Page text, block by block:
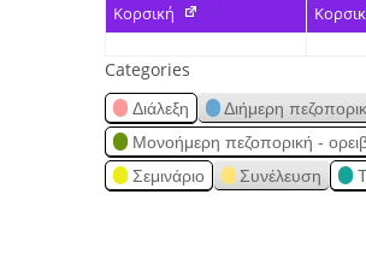
Κορσική
Categories
Διάλεξη Διήμερη
Μονοήμερη πεζοπορική -
Σεμινάριο
Συνέλευση